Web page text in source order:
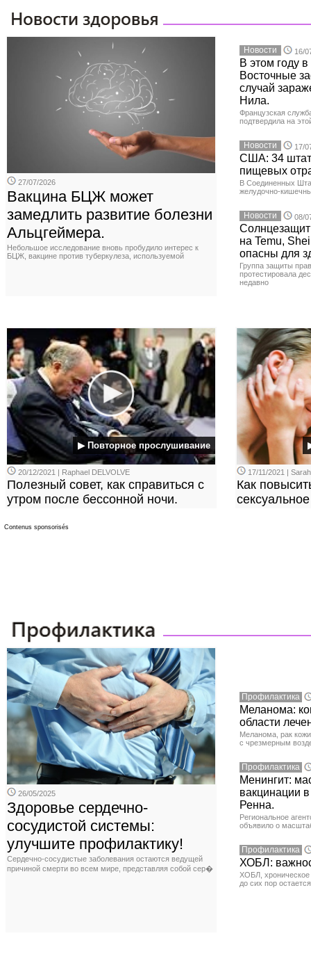
27/07/2026
Вакцина БЦЖ может
замедлить развитие болезни
Альцгеймера.
Небольшое исследование вновь пробудило интерес к
БЦЖ, вакцине против туберкулеза, используемой
Новости 16/
В этом году
Восточные
случай
Нила.
Французская
подтвердила на
Новости 17/
США: 34
пищевых
В Соединенных
желудочно-
Новости 08/
на Temu,
опасны для
Группа защиты
протестировала
недавно
▶ Повторное прослушивание
20/12/2021 | Raphael DELVOLVE
Полезный совет, как справиться с
утром после бессонной ночи.
17/11/2021 |
Как
Contenus sponsorisés
26/05/2025
Здоровье сердечно-
сосудистой системы:
улучшите профилактику!
Сердечно-сосудистые заболевания остаются ведущей
причиной смерти во всем мире, представляя собой сер�
Профилактика
Меланома:
области
Меланома, рак
с чрезмерным
Профилактика
Менингит:
вакцинации
Ренна.
Региональное
объявило о
Профилактика
ХОБЛ:
ХОБЛ, хроническое
до сих пор